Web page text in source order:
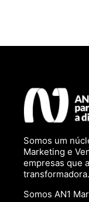
Somos um
Marketing e
empresas que
transformadora.
Somos AN1